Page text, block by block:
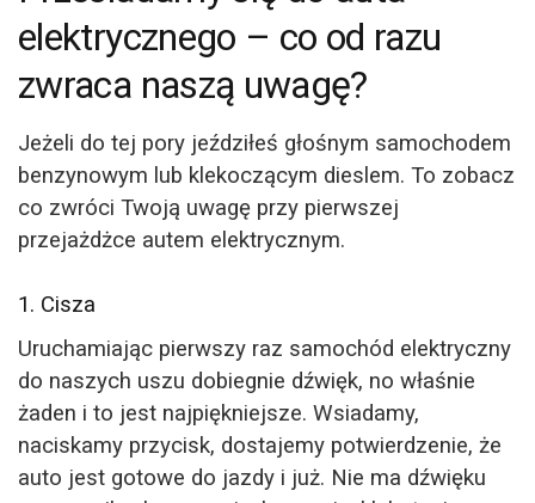
elektrycznego – co od razu
zwraca naszą uwagę?
Jeżeli do tej pory jeździłeś głośnym samochodem
benzynowym lub klekoczącym dieslem. To zobacz
co zwróci Twoją uwagę przy pierwszej
przejażdżce autem elektrycznym.
1. Cisza
Uruchamiając pierwszy raz samochód elektryczny
do naszych uszu dobiegnie dźwięk, no właśnie
żaden i to jest najpiękniejsze. Wsiadamy,
naciskamy przycisk, dostajemy potwierdzenie, że
auto jest gotowe do jazdy i już. Nie ma dźwięku